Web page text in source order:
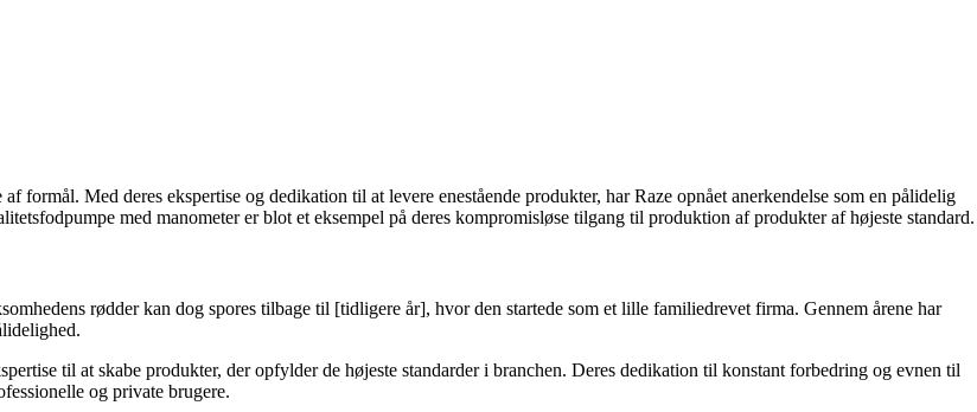
formål. Med deres ekspertise og dedikation til at levere enestående produkter, har Raze opnået anerkendelse som en pålidelig
med manometer er blot et eksempel på deres kompromisløse tilgang til produktion af produkter af højeste standard.
rødder kan dog spores tilbage til [tidligere år], hvor den startede som et lille familiedrevet firma. Gennem årene har
til at skabe produkter, der opfylder de højeste standarder i branchen. Deres dedikation til konstant forbedring og evnen til
og private brugere.